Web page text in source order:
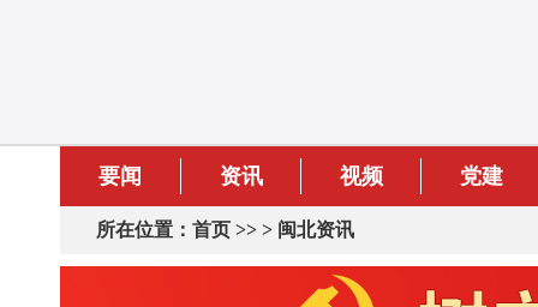
要闻 资讯 视频 党建
所在位置： 首页 >> > 闽北资讯